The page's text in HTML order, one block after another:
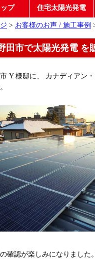
プ 住宅太陽光発電
> お客様のお声 / 施工事例
田市で太陽光発電 を
Y 様邸に、 カナディアン
確認が楽しみになりました